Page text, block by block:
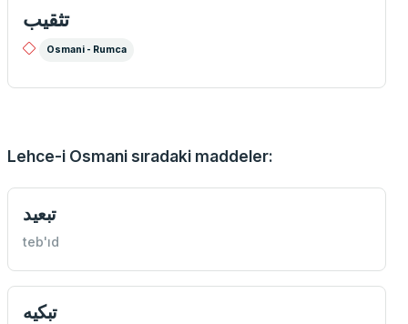
تثقيب
Osmani - Rumca
Lehce-i Osmani sıradaki maddeler:
تبعيد
teb'ıd
تبكيه